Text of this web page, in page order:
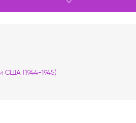
США (1944-1945)